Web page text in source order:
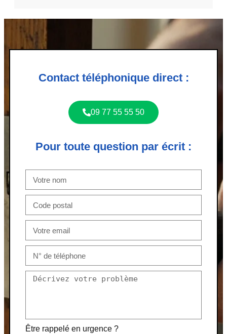
Contact téléphonique direct :
09 77 55 55 50
Pour toute question par écrit :
Être rappelé en urgence ?